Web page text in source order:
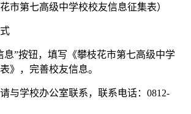
花市第七高级中学校校友信息征集表）
息”按钮，填写《攀枝花市第七高级中学
》，完善校友信息。
与学校办公室联系，联系电话： 0812-